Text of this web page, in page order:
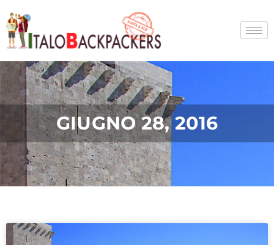
al
contenuto
GIUGNO 28, 2016